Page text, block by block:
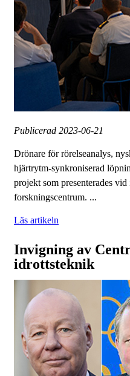
Publicerad 2023-06-21
Drönare för rörelseanalys,
hjärtrytm-synkroniserad
projekt som presenterades
forskningscentrum. ...
Läs artikeln
Invigning av
idrottsteknik